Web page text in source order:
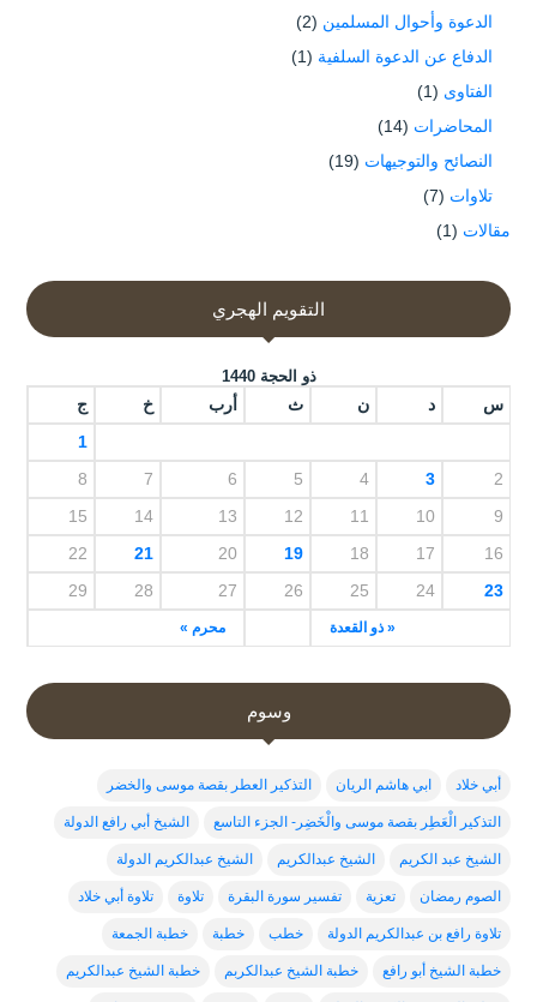
الدعوة وأحوال المسلمين (2)
الدفاع عن الدعوة السلفية (1)
الفتاوى (1)
المحاضرات (14)
النصائح والتوجيهات (19)
تلاوات (7)
مقالات (1)
التقويم الهجري
ذو الحجة 1440
س د ن ث أرب خ ج
« ذو القعدة محرم »
1
2
3
4
5
6
7
8
9
10
11
12
13
14
15
16
17
18
19
20
21
22
23
24
25
26
27
28
29
وسوم
أبي خلاد ابي هاشم الريان التذكير العطر بقصة موسى والخضر
التذكير الْعَطِر بقصة موسى والْخَضِر- الجزء التاسع الشيخ أبي رافع الدولة
الشيخ عبد الكريم الشيخ عبدالكريم الشيخ عبدالكريم الدولة
الصوم رمضان تعزية تفسير سورة البقرة تلاوة تلاوة أبي خلاد
تلاوة رافع بن عبدالكريم الدولة خطب خطبة خطبة الجمعة
خطبة الشيخ أبو رافع خطبة الشيخ عبدالكربم خطبة الشيخ عبدالكريم